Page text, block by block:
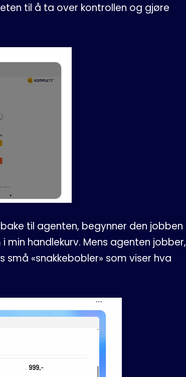
til å ta over kontrollen og gjøre
til agenten, begynner den jobben
handlekurv. Mens agenten jobber,
«snakkebobler» som viser hva